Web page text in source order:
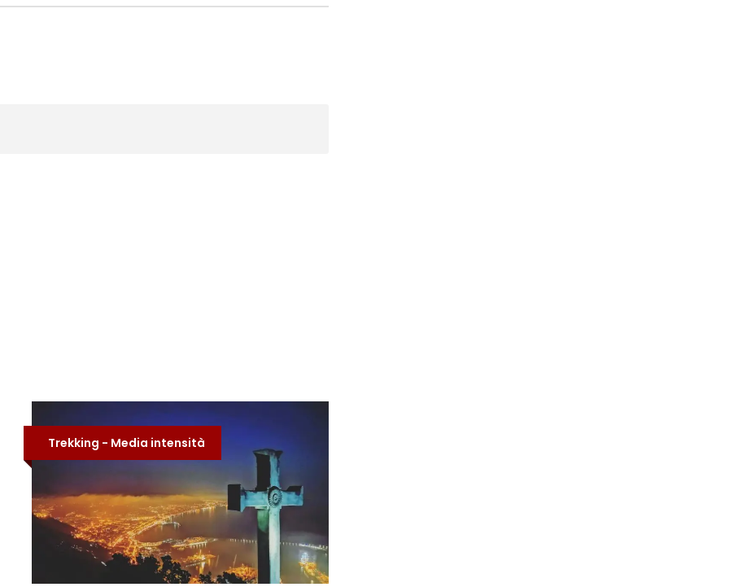
Trekking - Media intensità